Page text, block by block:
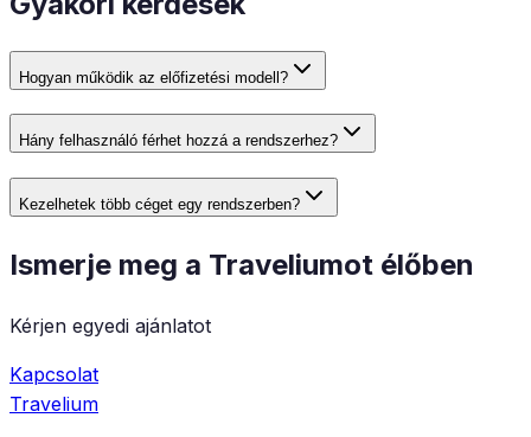
Hogyan működik az előfizetési modell?
Hány felhasználó férhet hozzá a rendszerhez?
Kezelhetek több céget egy rendszerben?
Ismerje meg a Traveliumot élőben
Kérjen egyedi ajánlatot
Kapcsolat
Travelium